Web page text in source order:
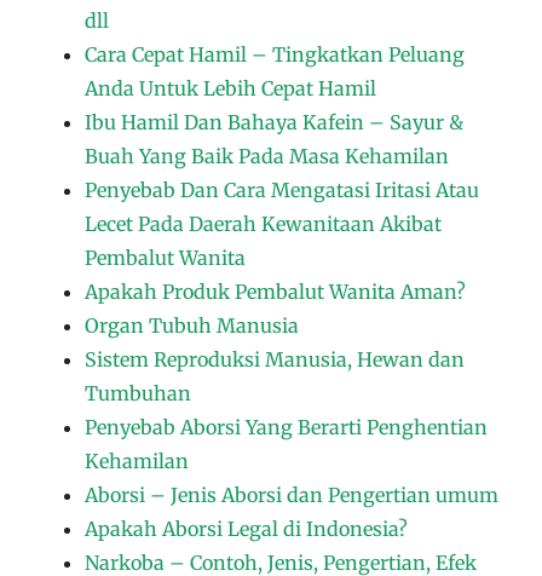
dll
Cara Cepat Hamil – Tingkatkan Peluang
Anda Untuk Lebih Cepat Hamil
Ibu Hamil Dan Bahaya Kafein – Sayur &
Buah Yang Baik Pada Masa Kehamilan
Penyebab Dan Cara Mengatasi Iritasi Atau
Lecet Pada Daerah Kewanitaan Akibat
Pembalut Wanita
Apakah Produk Pembalut Wanita Aman?
Organ Tubuh Manusia
Sistem Reproduksi Manusia, Hewan dan
Tumbuhan
Penyebab Aborsi Yang Berarti Penghentian
Kehamilan
Aborsi – Jenis Aborsi dan Pengertian umum
Apakah Aborsi Legal di Indonesia?
Narkoba – Contoh, Jenis, Pengertian, Efek